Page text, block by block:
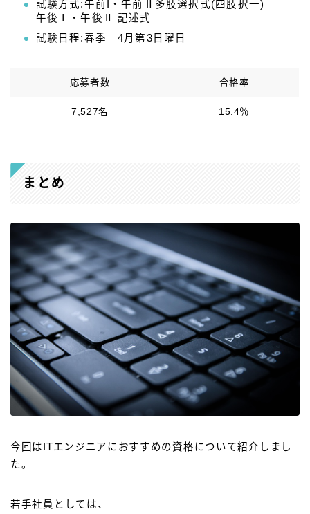
試験方式:午前I・午前Ⅱ多肢選択式(四肢択一)
午後Ⅰ・午後Ⅱ 記述式
試験日程:春季 4月第3日曜日
応募者数 合格率
7,527名 15.4％
まとめ
今回はITエンジニアにおすすめの資格について紹介しまし
た。
若手社員としては、